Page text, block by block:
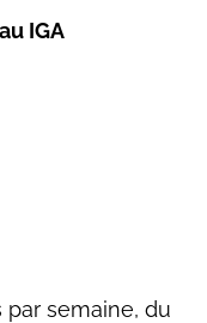
IGA
par semaine, du